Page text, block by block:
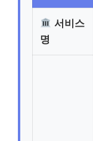
서비스
명